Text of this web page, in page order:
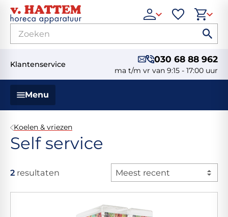
Klantenservice 030 68 88 962
ma t/m vr van 9:15 - 17:00 uur
Menu
Koelen & vriezen
Self service
2 resultaten Meest recent